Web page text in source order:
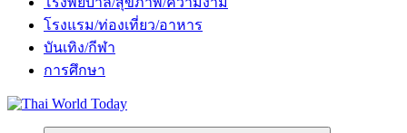
โรงแรม/ท่องเที่ยว/อาหาร
บันเทิง/กีฬา
การศึกษา